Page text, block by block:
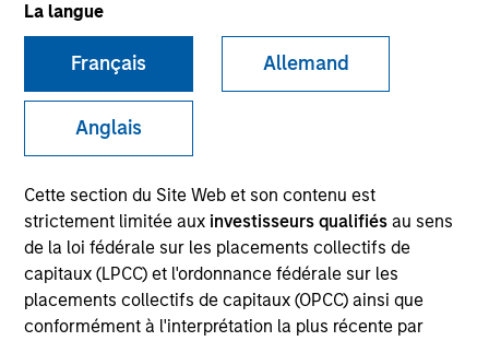
La langue
Français Allemand
Anglais
Cette section du Site Web et son contenu est
strictement limitée aux investisseurs qualifiésau sens
de la loi fédérale sur les placements collectifs de
capitaux (LPCC) et l'ordonnance fédérale sur les
placements collectifs de capitaux (OPCC) ainsi que
conformément à l'interprétation la plus récente par